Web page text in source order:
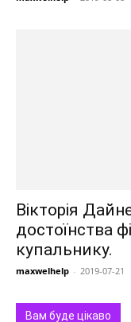
Вікторія
достоїнства
купальнику.
maxwelhelp - 2019-07-21
Вам буде цікаво